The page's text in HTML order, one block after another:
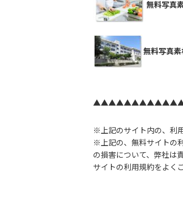
無料写真
無料写真素
※上記のサイト内の、利
※上記の、無料サイトの
の損害について、弊社は
サイトの利用規約をよく